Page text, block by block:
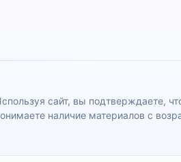
сайт, вы подтверждаете,
наличие материалов с